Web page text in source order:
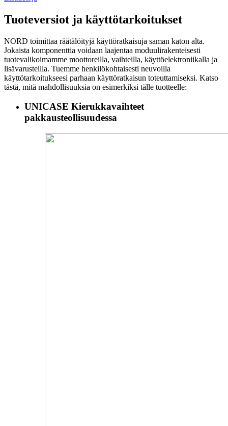
Tuoteversiot ja käyttötarkoitukset
NORD toimittaa räätälöityjä käyttöratkaisuja saman katon alta.
Jokaista komponenttia voidaan laajentaa moduulirakenteisesti
tuotevalikoimamme moottoreilla, vaihteilla, käyttöelektroniikalla ja
lisävarusteilla. Tuemme henkilökohtaisesti neuvoilla
käyttötarkoitukseesi parhaan käyttöratkaisun toteuttamiseksi. Katso
tästä, mitä mahdollisuuksia on esimerkiksi tälle tuotteelle:
UNICASE Kierukkavaihteet
pakkausteollisuudessa